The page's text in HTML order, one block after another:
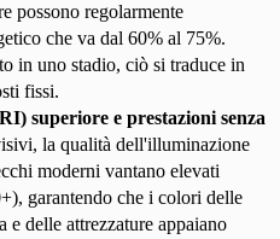
possono regolarmente
che va dal 60% al 75%.
in uno stadio, ciò si traduce in
fissi.
superiore e prestazioni senza
la qualità dell'illuminazione
moderni vantano elevati
garantendo che i colori delle
e delle attrezzature appaiano